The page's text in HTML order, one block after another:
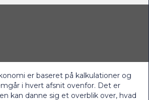
er baseret på kalkulationer og
i hvert afsnit ovenfor. Det er
kan danne sig et overblik over, hvad